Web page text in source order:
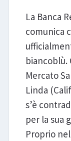
La Banca
comunica
Mercato
Linda
s’è
per la sua
Proprio